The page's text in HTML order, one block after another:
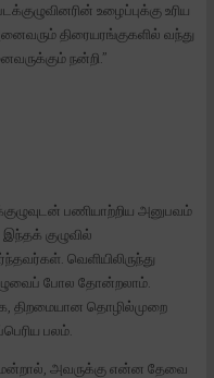
உழைப்புக்கு உரிய
திரையரங்குகளில் வந்து
நன்றி.”
பணியாற்றிய அனுபவம்
குழுவில்
வெளியிலிருந்து
போல தோன்றலாம்.
திறமையான தொழில்முறை
பலம்.
அவருக்கு என்ன தேவை